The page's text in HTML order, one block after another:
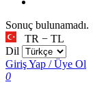
Sonuç bulunamadı.
TR − TL
Dil
Giriş Yap / Üye Ol
0